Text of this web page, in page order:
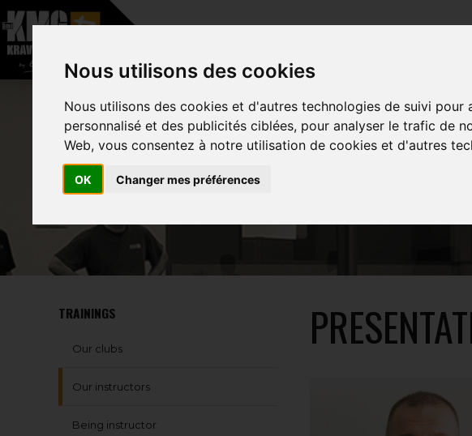
Nous utilisons des cookies
Nous utilisons des cookies et d'autres technologies de suivi
personnalisé et des publicités ciblées, pour analyser le trafic de
Web, vous consentez à notre utilisation de cookies et d'autres
OK Changer mes préférences
HOME ABOUT
–
TRAININGS
Our clubs
Our instructors
Being instructor